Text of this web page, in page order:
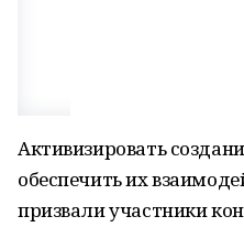
Активизировать
обеспечить их
призвали участники